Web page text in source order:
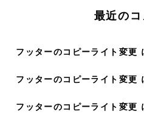
最近のコ
フッターのコピーライト変更
フッターのコピーライト変更
フッターのコピーライト変更